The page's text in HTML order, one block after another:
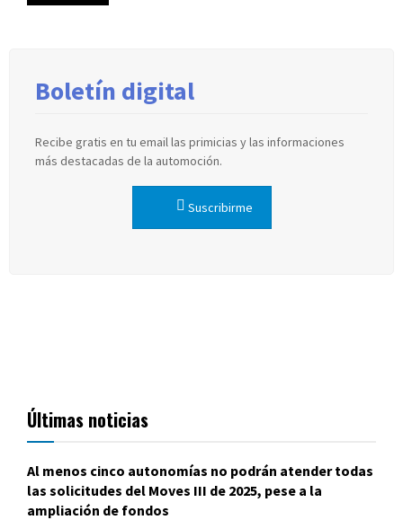
Boletín digital
Recibe gratis en tu email las primicias y las informaciones
más destacadas de la automoción.
Suscribirme
Últimas noticias
Al menos cinco autonomías no podrán atender todas
las solicitudes del Moves III de 2025, pese a la
ampliación de fondos